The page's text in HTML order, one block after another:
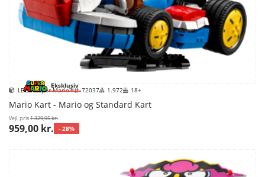
Eksklusiv
LEGO Super Mario™ 72037 1.972 18+
Mario Kart - Mario og Standard Kart
Vejl. pris1.329,95 kr.
959,00 kr. - 28%